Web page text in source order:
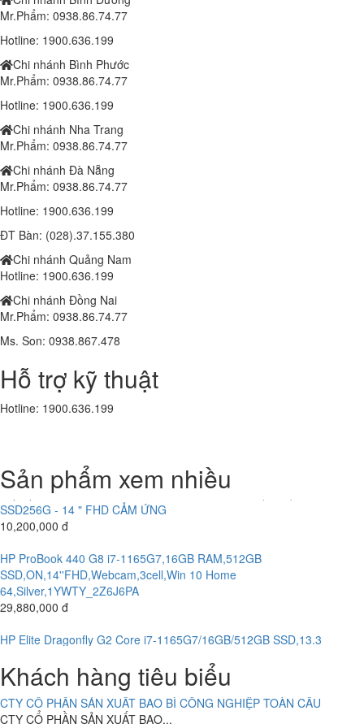
Mr.Phẩm: 0938.86.74.77
Hotline: 1900.636.199
Chi nhánh Bình Phước
Mr.Phẩm: 0938.86.74.77
Hotline: 1900.636.199
Chi nhánh Nha Trang
Mr.Phẩm: 0938.86.74.77
Chi nhánh Đà Nẵng
Mr.Phẩm: 0938.86.74.77
Hotline: 1900.636.199
ĐT Bàn: (028).37.155.380
Chi nhánh Quảng Nam
Hotline: 1900.636.199
Chi nhánh Đồng Nai
Mr.Phẩm: 0938.86.74.77
Ms. Son: 0938.867.478
Hỗ trợ kỹ thuật
Hotline: 1900.636.199
Sản phẩm xem nhiều
Đèn chiếc lá 100w (DL11100/2B)
Đèn chiếc lá 150w (SPDL150/3B)
1.810.000 đ1,750,000 đ
Lắp đặt trọn bộ 1 Camera Wifi 4.0MP IPC-K42P-IMOU
Liên hệ
Camera IP IMOU WIFI A22EP 1080P
Laptop Dell Latitude 6540 - Intel Core i7 -4810MQ- 8G- SSD240G - Đồ
họa HD Intel® 4600 (2.0GB) 15.6"FHD
10,190,000 đ
Laptop Dell Latitude E5540 - Intel Core i5 -4300 U.( TH4)- 4G-
SSD128G- 16.5'
SSD128G- 16.5'
8.800.000 đ7,400,000 đ
Laptop HP Elitebook 840 G3 - Intel Core i5-6300U.( TH6)- 8G -
SSD256G - 14 " FHD CẢM ỨNG
10,200,000 đ
HP ProBook 440 G8 i7-1165G7,16GB RAM,512GB
SSD,ON,14''FHD,Webcam,3cell,Win 10 Home
64,Silver,1YWTY_2Z6J6PA
29,880,000 đ
HP Elite Dragonfly G2 Core i7-1165G7/16GB/512GB SSD,13.3
Máy Bộ HP Prodesk 6000 G1-Intel Core i5-4460.( TH4) RAM 4G-
120G
4,700,000 đ
Khách hàng tiêu biểu
CÔNG TY CỔ PHẦN SẢN XUẤT THƯƠNG MẠI THIẾT KẾ BÌNH MINH
CÔNG TY TNHH MỘT THÀNH VIÊN THẠNH THỚI
CÔNG TY TNHH MỘT THÀNH VIÊN...
HỆ THỐNG CAMERA CÔNG TY CỔ PHẦN VIỆT TINH ANH (Bắc -
Trung - Nam)
CÔNG TY CỔ PHẦN VIỆT TINH...
ABC BAKERY DOANH NGHIỆP TƯ NHÂN...
CTY CỔ PHẦN SẢN XUẤT BAO BÌ CÔNG NGHIỆP TOÀN CẦU
CTY CỔ PHẦN SẢN XUẤT BAO...